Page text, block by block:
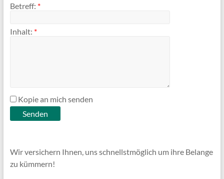
Betreff: *
Inhalt: *
Kopie an mich senden
Wir versichern Ihnen, uns schnellstmöglich um ihre Belange
zu kümmern!